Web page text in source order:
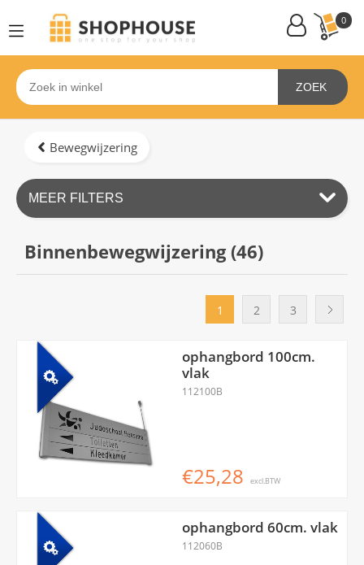
0
ZOEK
Bewegwijzering
MEER FILTERS
Binnenbewegwijzering (46)
1 2 3
ophangbord 100cm.
vlak
112100B
€25,28 excl.BTW
ophangbord 60cm. vlak
112060B